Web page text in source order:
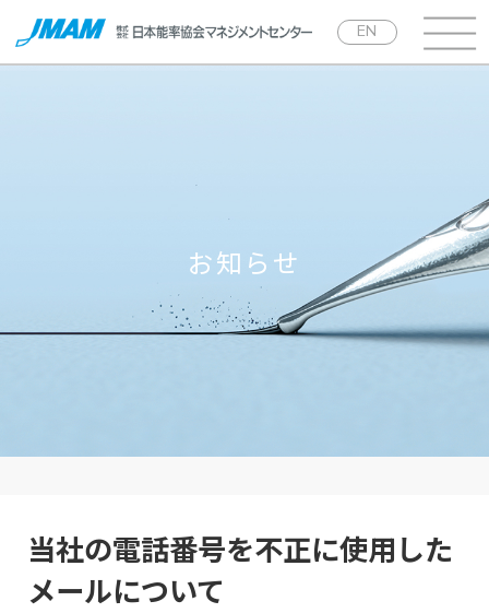
EN
お知らせ
当社の電話番号を不正に使用した
メールについて